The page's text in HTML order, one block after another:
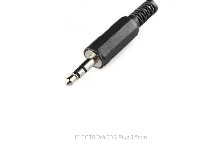
ELECTRÓNICOS, Plug 3.5mm